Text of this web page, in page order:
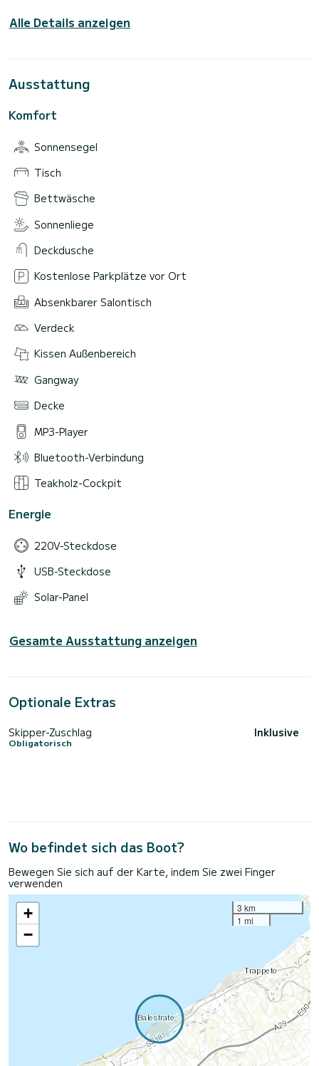
Alle Details anzeigen
Ausstattung
Komfort
Sonnensegel
Tisch
Bettwäsche
Sonnenliege
Deckdusche
Kostenlose Parkplätze vor Ort
Absenkbarer Salontisch
Verdeck
Kissen Außenbereich
Gangway
Decke
MP3-Player
Bluetooth-Verbindung
Teakholz-Cockpit
Energie
220V-Steckdose
USB-Steckdose
Solar-Panel
Gesamte Ausstattung anzeigen
Optionale Extras
Skipper-Zuschlag
Obligatorisch
Inklusive
Wo befindet sich das Boot?
Bewegen Sie sich auf der Karte, indem Sie zwei Finger
verwenden
+
−
3 km
1 mi